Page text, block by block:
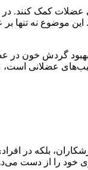
کمک کنند.
نه تنها بر
گردش خون در
عضلانی
بلکه در
را از دست